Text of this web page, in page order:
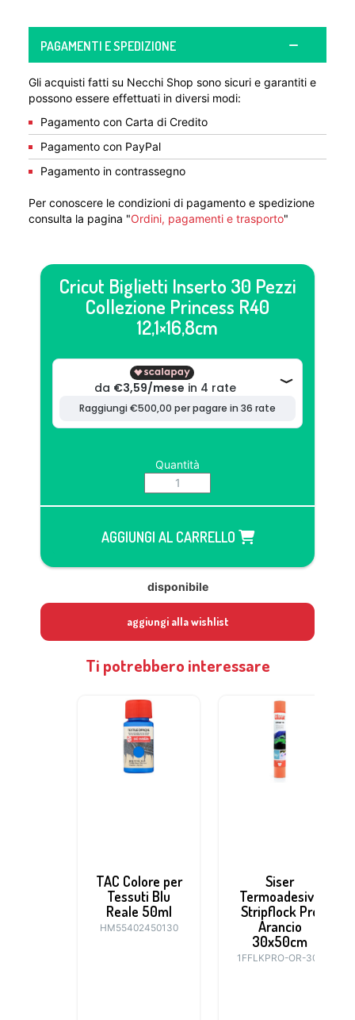
PAGAMENTI E SPEDIZIONE
Gli acquisti fatti su Necchi Shop sono sicuri e garantiti e
possono essere effettuati in diversi modi:
Pagamento con Carta di Credito
Pagamento con PayPal
Pagamento in contrassegno
Per conoscere le condizioni di pagamento e spedizione
consulta la pagina "Ordini, pagamenti e trasporto"
Cricut Biglietti Inserto 30 Pezzi
Collezione Princess R40
12,1×16,8cm
Quantità
AGGIUNGI AL CARRELLO
disponibile
aggiungi alla wishlist
Ti potrebbero interessare
TAC Colore per
Tessuti Blu
Reale 50ml
HM55402450130
Siser
Termoadesivo
Stripflock Pro
Arancio
30x50cm
1FFLKPRO-OR-305